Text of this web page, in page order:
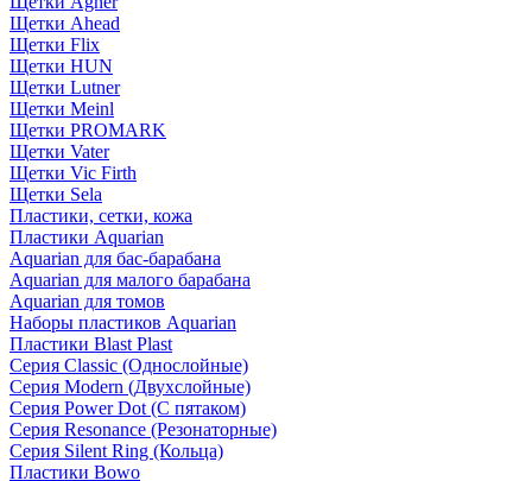
Щетки Ahead
Щетки Flix
Щетки HUN
Щетки Lutner
Щетки Meinl
Щетки PROMARK
Щетки Vater
Щетки Vic Firth
Щетки Sela
Пластики, сетки, кожа
Пластики Aquarian
Aquarian для бас-барабана
Aquarian для малого барабана
Aquarian для томов
Наборы пластиков Aquarian
Пластики Blast Plast
Серия Classic (Однослойные)
Серия Modern (Двухслойные)
Серия Power Dot (С пятаком)
Серия Resonance (Резонаторные)
Серия Silent Ring (Кольца)
Пластики Bowo